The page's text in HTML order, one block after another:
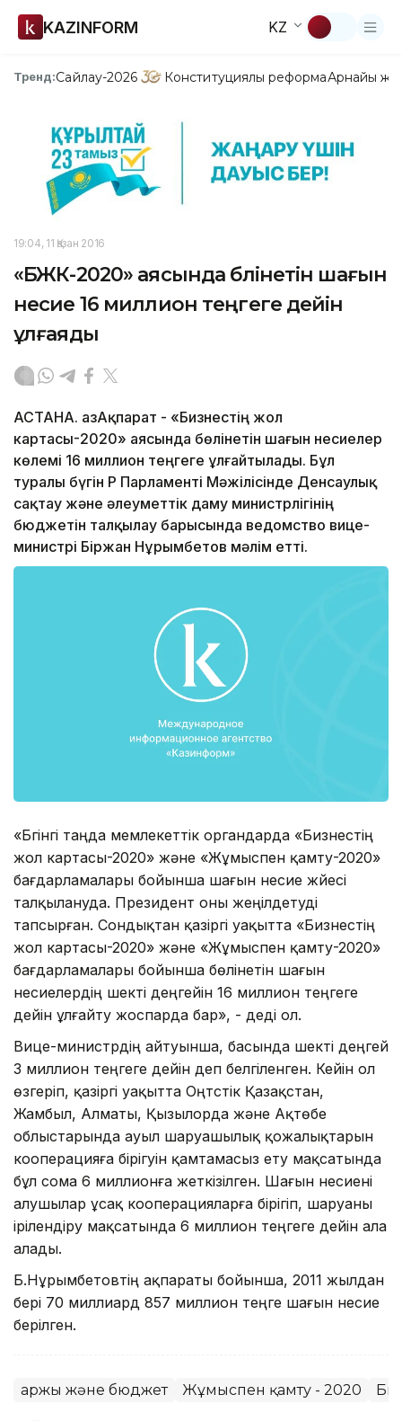
KAZINFORM KZ
Тренд:Сайлау-2026 Конституциялық реформаАрнайы
19:04, 11 Қазан 2016
«БЖК-2020» аясында бөлінетін шағын
несие 16 миллион теңгеге дейін
ұлғаяды
АСТАНА. ҚазАқпарат - «Бизнестің жол
картасы-2020» аясында бөлінетін шағын несиелер
көлемі 16 миллион теңгеге ұлғайтылады. Бұл
туралы бүгін ҚР Парламенті Мәжілісінде Денсаулық
сақтау және әлеуметтік даму министрлігінің
бюджетін талқылау барысында ведомство вице-
министрі Біржан Нұрымбетов мәлім етті.
«Бүгінгі таңда мемлекеттік органдарда «Бизнестің
жол картасы-2020» және «Жұмыспен қамту-2020»
бағдарламалары бойынша шағын несие жүйесі
талқылануда. Президент оны жеңілдетуді
тапсырған. Сондықтан қазіргі уақытта «Бизнестің
жол картасы-2020» және «Жұмыспен қамту-2020»
бағдарламалары бойынша бөлінетін шағын
несиелердің шекті деңгейін 16 миллион теңгеге
дейін ұлғайту жоспарда бар», - деді ол.
Вице-министрдің айтуынша, басында шекті деңгей
3 миллион теңгеге дейін деп белгіленген. Кейін ол
өзгеріп, қазіргі уақытта Оңтүстік Қазақстан,
Жамбыл, Алматы, Қызылорда және Ақтөбе
облыстарында ауыл шаруашылық қожалықтарын
кооперацияға бірігуін қамтамасыз ету мақсатында
бұл сома 6 миллионға жеткізілген. Шағын несиені
алушылар ұсақ кооперацияларға бірігіп, шаруаны
ірілендіру мақсатында 6 миллион теңгеге дейін ала
алады.
Б.Нұрымбетовтің ақпараты бойынша, 2011 жылдан
бері 70 миллиард 857 миллион теңге шағын несие
берілген.
Қаржы және бюджет Жұмыспен қамту - 2020